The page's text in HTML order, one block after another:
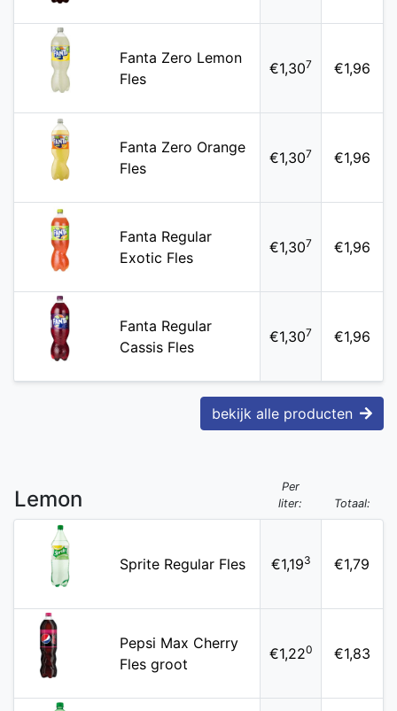
Fanta Zero Lemon
Fles
€1,307 €1,96
Fanta Zero Orange
Fles
€1,307 €1,96
Fanta Regular
Exotic Fles
€1,307 €1,96
Fanta Regular
Cassis Fles
€1,307 €1,96
bekijk alle producten
Lemon
Per
liter:
Totaal:
Sprite Regular Fles €1,193 €1,79
Pepsi Max Cherry
Fles groot
€1,220 €1,83